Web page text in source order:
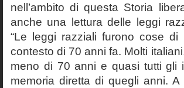
nell’ambito di questa Storia
anche una lettura delle leggi
“Le leggi razziali furono cose
contesto di 70 anni fa. Molti
meno di 70 anni e quasi tutti gli
memoria diretta di quegli anni.